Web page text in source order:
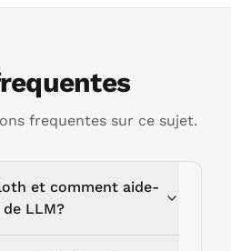
frequentes sur ce sujet.
et comment aide-
LLM?